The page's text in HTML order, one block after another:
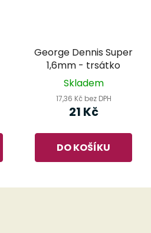
George Dennis Super
1,6mm - trsátko
Skladem
17,36 Kč bez DPH
21 Kč
DO KOŠÍKU